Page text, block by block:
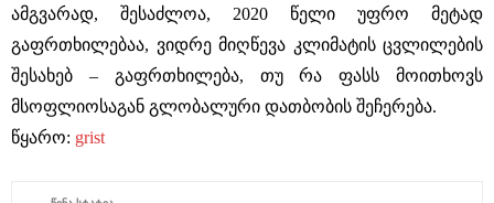
ამგვარად, შესაძლოა, 2020 წელი უფრო მეტად
გაფრთხილებაა, ვიდრე მიღწევა კლიმატის ცვლილების
შესახებ – გაფრთხილება, თუ რა ფასს მოითხოვს
მსოფლიოსაგან გლობალური დათბობის შეჩერება.
წყარო: grist